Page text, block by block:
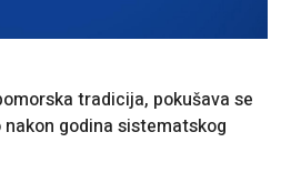
tradicija, pokušava se
godina sistematskog